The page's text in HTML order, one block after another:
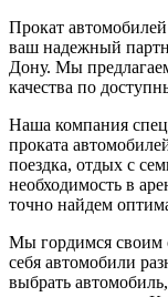
Прокат
ваш надежный
Дону. Мы
качества по
Наша компания
проката
поездка, отдых с
необходимость в
точно найдем
Мы гордимся
себя автомобили
выбрать